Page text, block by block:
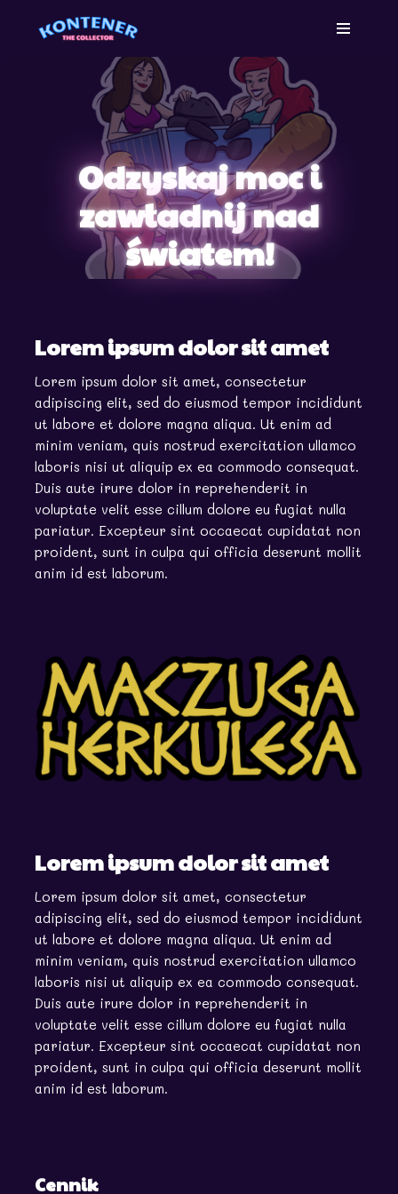
Odzyskaj moc i
zawładnij nad
światem!
Lorem ipsum dolor sit amet
Lorem ipsum dolor sit amet, consectetur
adipiscing elit, sed do eiusmod tempor incididunt
ut labore et dolore magna aliqua. Ut enim ad
minim veniam, quis nostrud exercitation ullamco
laboris nisi ut aliquip ex ea commodo consequat.
Duis aute irure dolor in reprehenderit in
voluptate velit esse cillum dolore eu fugiat nulla
pariatur. Excepteur sint occaecat cupidatat non
proident, sunt in culpa qui officia deserunt mollit
anim id est laborum.
Lorem ipsum dolor sit amet
Lorem ipsum dolor sit amet, consectetur
adipiscing elit, sed do eiusmod tempor incididunt
ut labore et dolore magna aliqua. Ut enim ad
minim veniam, quis nostrud exercitation ullamco
laboris nisi ut aliquip ex ea commodo consequat.
Duis aute irure dolor in reprehenderit in
voluptate velit esse cillum dolore eu fugiat nulla
pariatur. Excepteur sint occaecat cupidatat non
proident, sunt in culpa qui officia deserunt mollit
anim id est laborum.
Cennik